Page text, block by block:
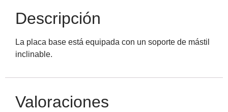
Descripción
La placa base está equipada con un soporte de mástil
inclinable.
Valoraciones